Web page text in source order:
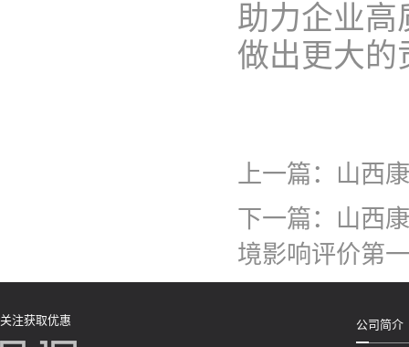
助力企业高
做出更大的
上一篇： 山西
下一篇： 山西
境影响评价第
关注获取优惠 公司简介